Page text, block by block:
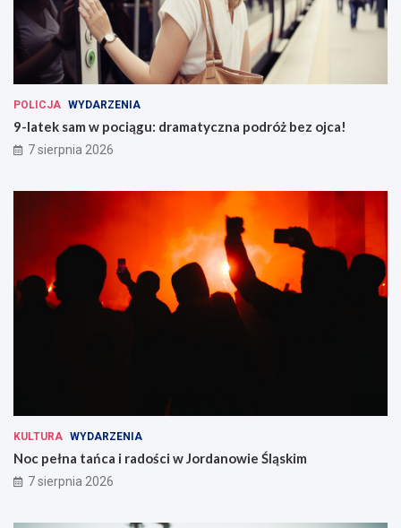
POLICJA WYDARZENIA
9-latek sam w pociągu: dramatyczna podróż bez ojca!
7 sierpnia 2026
KULTURA WYDARZENIA
Noc pełna tańca i radości w Jordanowie Śląskim
7 sierpnia 2026